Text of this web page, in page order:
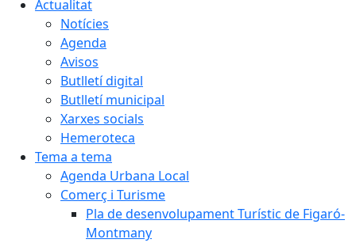
Actualitat
Notícies
Agenda
Avisos
Butlletí digital
Butlletí municipal
Xarxes socials
Hemeroteca
Tema a tema
Agenda Urbana Local
Comerç i Turisme
Pla de desenvolupament Turístic de Figaró-
Montmany